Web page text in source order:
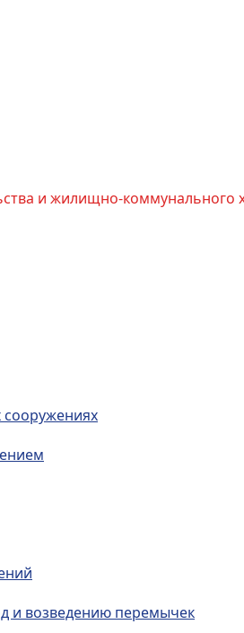
и жилищно-коммунального
сооружениях
и возведению перемычек